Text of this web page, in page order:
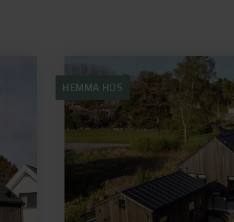
HEMMA HOS